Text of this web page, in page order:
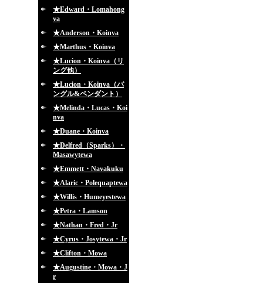
★Edward・Lomahong
va
★Anderson・Koinva
★Marthus・Koinva
★Lucion・Koinva（リ
ング他）
★Lucion・Koinva（バ
ングル&ペンダント）
★Melinda・Lucas・Koi
nva
★Duane・Koinva
★Delfred（Sparks）・
Masawytewa
★Emmett・Navakuku
★Alaric・Polequaptewa
★Willis・Humeyestewa
★Petra・Lamson
★Nathan・Fred・Jr
★Cyrus・Josytewa・Jr
★Clifton・Mowa
★Augustine・Mowa・J
r